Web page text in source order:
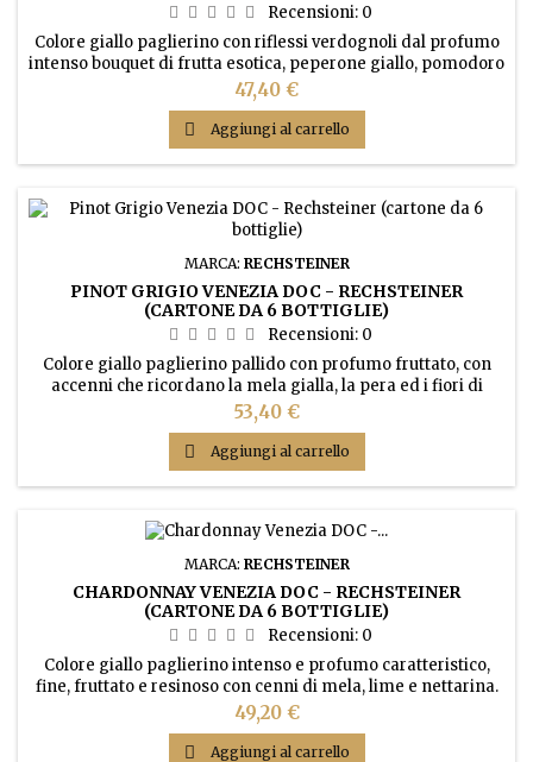
Recensioni: 0
Colore giallo paglierino con riflessi verdognoli dal profumo
intenso bouquet di frutta esotica, peperone giallo, pomodoro
verde e melone. Sapore asciutto, sapido, presenta una buona
acidità.
Prezzo
47,40 €
 Aggiungi al carrello
MARCA: RECHSTEINER
PINOT GRIGIO VENEZIA DOC - RECHSTEINER
(CARTONE DA 6 BOTTIGLIE)
Recensioni: 0
Colore giallo paglierino pallido con profumo fruttato, con
accenni che ricordano la mela gialla, la pera ed i fiori di
acacia. Gusto morbido e vellutato.
Prezzo
53,40 €
 Aggiungi al carrello
MARCA: RECHSTEINER
CHARDONNAY VENEZIA DOC - RECHSTEINER
(CARTONE DA 6 BOTTIGLIE)
Recensioni: 0
Colore giallo paglierino intenso e profumo caratteristico,
fine, fruttato e resinoso con cenni di mela, lime e nettarina.
Sapore armonico con buona intensità e con una leggera
acidità.
Prezzo
49,20 €
 Aggiungi al carrello